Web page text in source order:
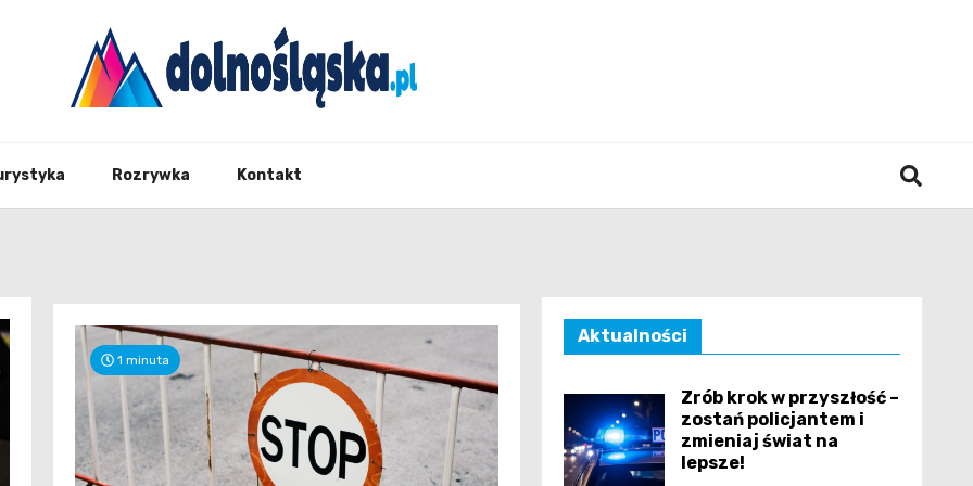
Rozrywka Kontakt
1 minuta
Aktualności
Zrób krok w przyszłość –
zostań policjantem i
zmieniaj świat na
lepsze!